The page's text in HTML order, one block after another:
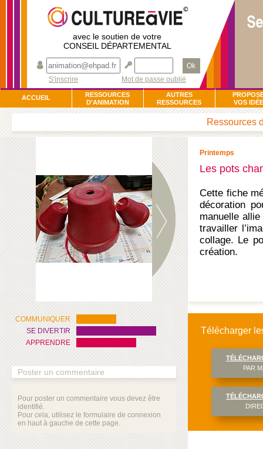
avec le soutien de votre
CONSEIL DÉPARTEMENTAL
Ok
S'inscrire
Mot de passe oublié
ACCUEIL
RESSOURCES
D'ANIMATION
AUTRES
RESSOURCES
VOS
Ressources
COMMUNIQUER
SE DIVERTIR
APPRENDRE
Poster un commentaire
Pour poster un commentaire vous devez être
identifié.
Pour cela, utilisez le formulaire de connexion
en haut à gauche de cette page.
Printemps
Les pots
Cette fiche
décoration
manuelle
travailler
collage. Le
création.
Télécharger
PAR